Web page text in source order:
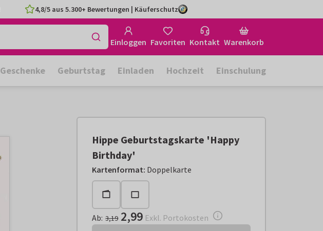
4,8/5 aus 5.300+ Bewertungen | Käuferschutz
Einloggen Favoriten Kontakt Warenkorb
Geschenke Geburtstag Einladen Hochzeit Einschulung
Hippe Geburtstagskarte 'Happy
Birthday'
Kartenformat: Doppelkarte
Ab:€ 2,99Exkl. Portokosten
Ab: 3,19 2,99 Exkl. Portokosten